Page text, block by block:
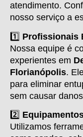
atendimento.
nosso serviço a
1️⃣ Profissionais
Nossa equipe é
experientes em
Florianópolis.
para eliminar
sem causar
2️⃣
Utilizamos